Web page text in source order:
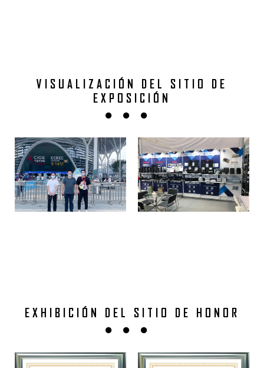
VISUALIZACIÓN DEL SITIO DE
EXPOSICIÓN
EXHIBICIÓN DEL SITIO DE HONOR